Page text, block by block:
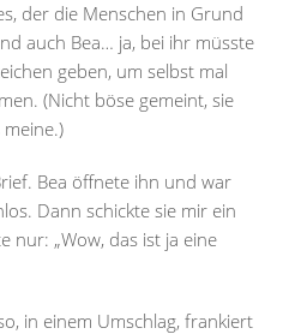
der die Menschen in Grund
auch Bea… ja, bei ihr müsste
geben, um selbst mal
(Nicht böse gemeint, sie
Bea öffnete ihn und war
Dann schickte sie mir ein
nur: „Wow, das ist ja eine
in einem Umschlag, frankiert